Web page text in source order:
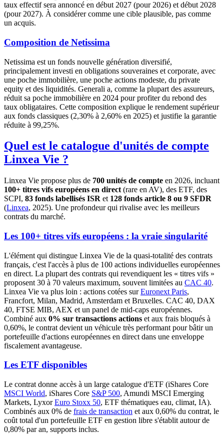
taux effectif sera annoncé en début 2027 (pour 2026) et début 2028
(pour 2027). À considérer comme une cible plausible, pas comme
un acquis.
Composition de Netissima
Netissima est un fonds nouvelle génération diversifié,
principalement investi en obligations souveraines et corporate, avec
une poche immobilière, une poche actions modeste, du private
equity et des liquidités. Generali a, comme la plupart des assureurs,
réduit sa poche immobilière en 2024 pour profiter du rebond des
taux obligataires. Cette composition explique le rendement supérieur
aux fonds classiques (2,30% à 2,60% en 2025) et justifie la garantie
réduite à 99,25%.
Quel est le catalogue d'unités de compte
Linxea Vie ?
Linxea Vie propose plus de 700 unités de compte en 2026, incluant
100+ titres vifs européens en direct (rare en AV), des ETF, des
SCPI, 83 fonds labellisés ISR et 128 fonds article 8 ou 9 SFDR
(Linxea, 2025). Une profondeur qui rivalise avec les meilleurs
contrats du marché.
Les 100+ titres vifs européens : la vraie singularité
L'élément qui distingue Linxea Vie de la quasi-totalité des contrats
français, c'est l'accès à plus de 100 actions individuelles européennes
en direct. La plupart des contrats qui revendiquent les « titres vifs »
proposent 30 à 70 valeurs maximum, souvent limitées au CAC 40.
Linxea Vie va plus loin : actions cotées surEuronext Paris,
Francfort, Milan, Madrid, Amsterdam et Bruxelles. CAC 40, DAX
40, FTSE MIB, AEX et un panel de mid-caps européennes.
Combiné aux 0% sur transactions actions et aux frais bloqués à
0,60%, le contrat devient un véhicule très performant pour bâtir un
portefeuille d'actions européennes en direct dans une enveloppe
fiscalement avantageuse.
Les ETF disponibles
Le contrat donne accès à un large catalogue d'ETF (iShares Core
MSCI World, iShares Core S&P 500, Amundi MSCI Emerging
Markets, LyxorEuro Stoxx 50, ETF thématiques eau, climat, IA).
Combinés aux 0% de frais de transaction et aux 0,60% du contrat, le
coût total d'un portefeuille ETF en gestion libre s'établit autour de
0,80% par an, supports inclus.